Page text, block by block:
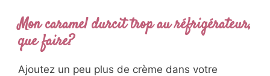
Mon caramel durcit trop au réfrigérateur,
que faire?
Ajoutez un peu plus de crème dans votre